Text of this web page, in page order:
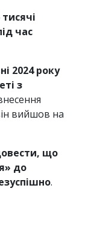
час
2024 року
з
вийшов на
що
до
.